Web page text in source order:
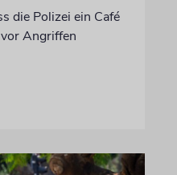
die Polizei ein Café
Angriffen